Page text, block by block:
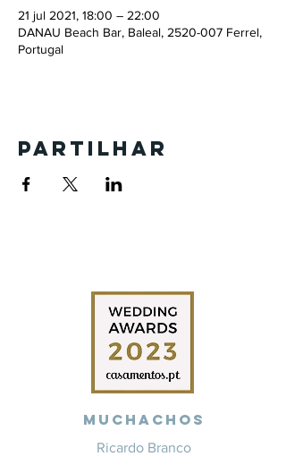
21 jul 2021, 18:00 – 22:00
DANAU Beach Bar, Baleal, 2520-007 Ferrel,
Portugal
Partilhar
Muchachos
Ricardo Branco